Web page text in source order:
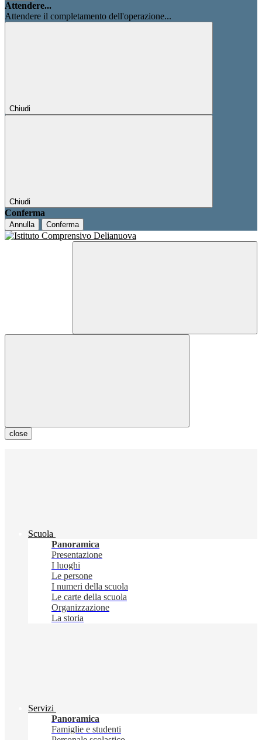
Attendere...
Attendere il completamento dell'operazione...
Chiudi
Chiudi
Conferma
Annulla Conferma
close
Scuola
Panoramica
Presentazione
I luoghi
Le persone
I numeri della scuola
Le carte della scuola
Organizzazione
La storia
Servizi
Panoramica
Famiglie e studenti